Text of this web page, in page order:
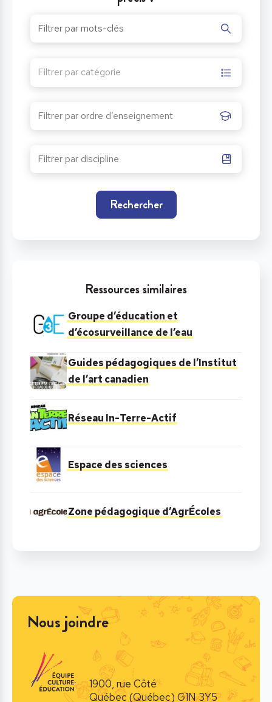
Filtrer par catégorie
Rechercher
Ressources similaires
Groupe d’éducation et
d’écosurveillance de l’eau
Guides pédagogiques de l’Institut
de l’art canadien
Réseau In-Terre-Actif
Espace des sciences
Zone pédagogique d’AgrÉcoles
Nous joindre
1900, rue Côté
Québec (Québec) G1N 3Y5